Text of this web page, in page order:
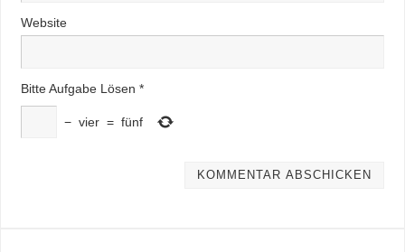
Website
Bitte Aufgabe Lösen *
− vier = fünf